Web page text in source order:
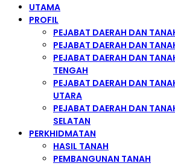
UTAMA
PROFIL
PEJABAT DAERAH DAN
PEJABAT DAERAH DAN
PEJABAT DAERAH DAN
TENGAH
PEJABAT DAERAH DAN
UTARA
PEJABAT DAERAH DAN
SELATAN
PERKHIDMATAN
HASIL TANAH
PEMBANGUNAN TANAH